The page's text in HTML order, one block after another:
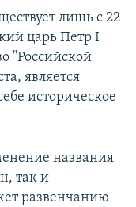
лишь с 22
царь Петр I
"Российской
является
историческое
названия
так и
развенчанию